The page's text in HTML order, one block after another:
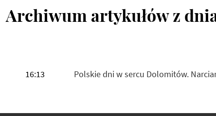
Archiwum artykułów z
16:13 Polskie dni w sercu Dolomitów.